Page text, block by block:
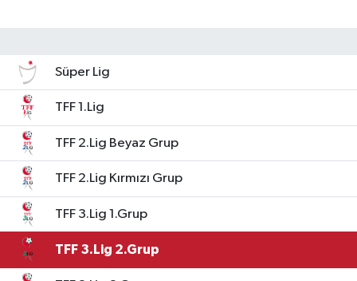
Süper Lig
TFF 1.Lig
TFF 2.Lig Beyaz Grup
TFF 2.Lig Kırmızı Grup
TFF 3.Lig 1.Grup
TFF 3.Lig 2.Grup